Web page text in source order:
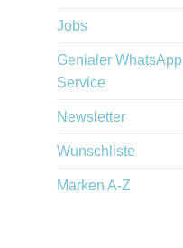
Jobs
Genialer WhatsApp
Service
Newsletter
Wunschliste
Marken A-Z